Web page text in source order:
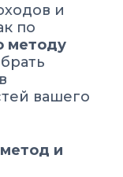
и
по
методу
вашего
и